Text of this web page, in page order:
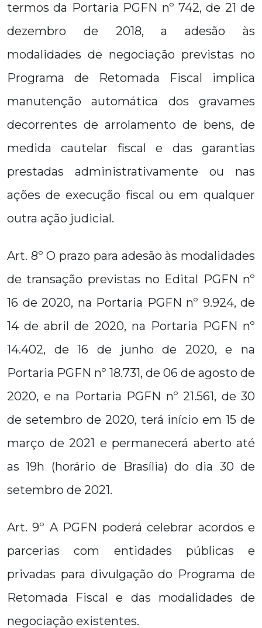
termos da Portaria PGFN nº 742, de 21 de
dezembro de 2018, a adesão às
modalidades de negociação previstas no
Programa de Retomada Fiscal implica
manutenção automática dos gravames
decorrentes de arrolamento de bens, de
medida cautelar fiscal e das garantias
prestadas administrativamente ou nas
ações de execução fiscal ou em qualquer
outra ação judicial.
Art. 8º O prazo para adesão às modalidades
de transação previstas no Edital PGFN nº
16 de 2020, na Portaria PGFN nº 9.924, de
14 de abril de 2020, na Portaria PGFN nº
14.402, de 16 de junho de 2020, e na
Portaria PGFN nº 18.731, de 06 de agosto de
2020, e na Portaria PGFN nº 21.561, de 30
de setembro de 2020, terá início em 15 de
março de 2021 e permanecerá aberto até
as 19h (horário de Brasília) do dia 30 de
setembro de 2021.
Art. 9º A PGFN poderá celebrar acordos e
parcerias com entidades públicas e
privadas para divulgação do Programa de
Retomada Fiscal e das modalidades de
negociação existentes.